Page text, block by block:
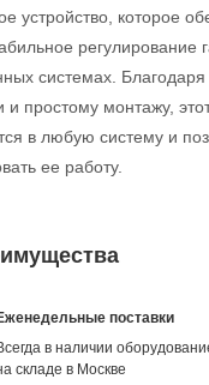
устройство, которое
регулирование
системах. Благодаря
и простому монтажу,
в любую систему и
ее работу.
поставки
в наличии
складе в Москве